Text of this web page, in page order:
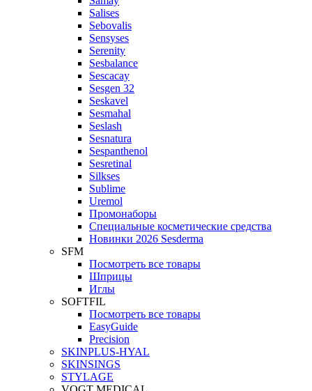
Salises
Sebovalis
Sensyses
Serenity
Sesbalance
Sescacay
Sesgen 32
Seskavel
Sesmahal
Seslash
Sesnatura
Sespanthenol
Sesretinal
Silkses
Sublime
Uremol
Промонаборы
Специальные косметические средства
Новинки 2026 Sesderma
SFM
Посмотреть все товары
Шприцы
Иглы
SOFTFIL
Посмотреть все товары
EasyGuide
Precision
SKINPLUS-HYAL
SKINSINGS
STYLAGE